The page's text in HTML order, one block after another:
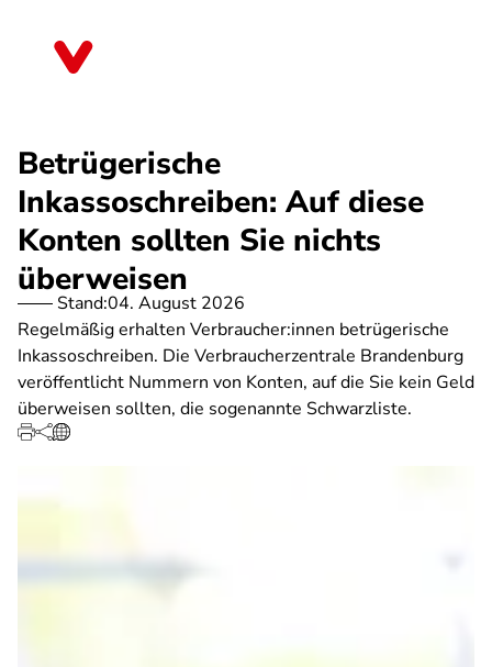
Betrügerische
Inkassoschreiben: Auf diese
Konten sollten Sie nichts
überweisen
Stand:04. August 2026
Regelmäßig erhalten Verbraucher:innen betrügerische
Inkassoschreiben. Die Verbraucherzentrale Brandenburg
veröffentlicht Nummern von Konten, auf die Sie kein Geld
überweisen sollten, die sogenannte Schwarzliste.